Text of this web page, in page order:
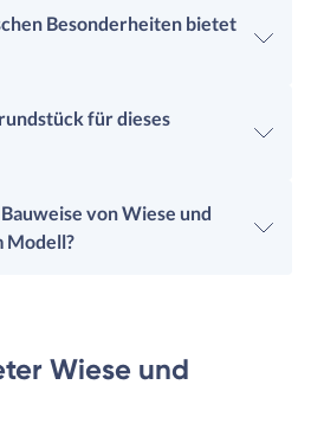
Besonderheiten bietet
für dieses
von Wiese und
Modell?
Wiese und